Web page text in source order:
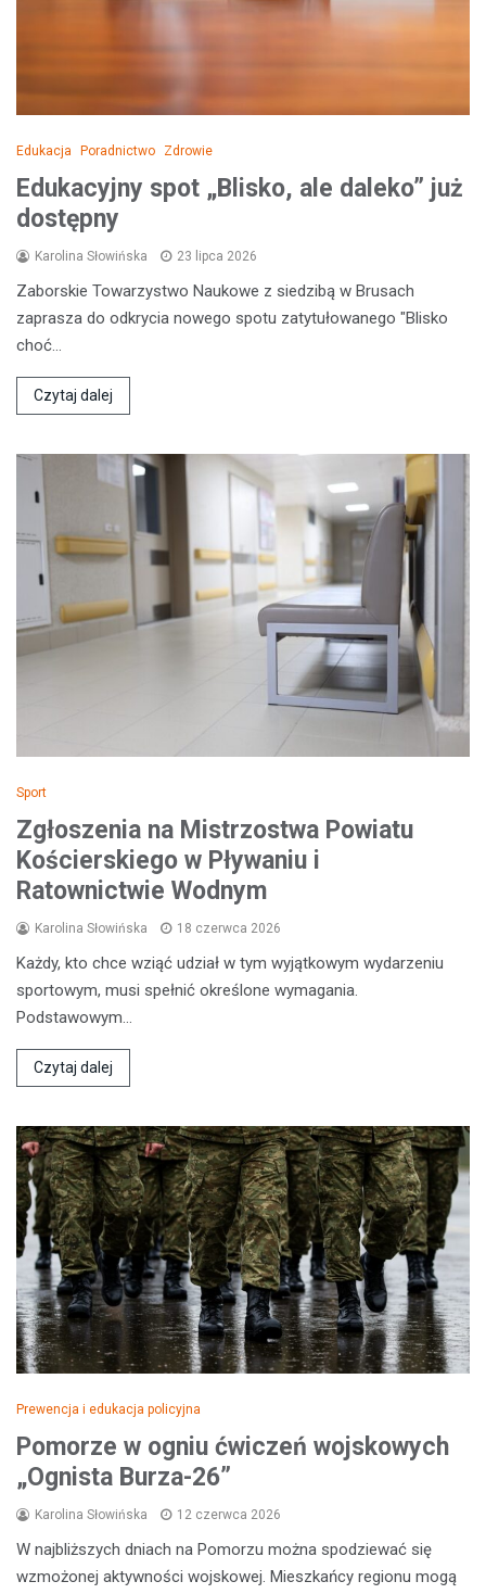
Edukacja Poradnictwo Zdrowie
Edukacyjny spot „Blisko, ale daleko” już
dostępny
Karolina Słowińska 23 lipca 2026
Zaborskie Towarzystwo Naukowe z siedzibą w Brusach
zaprasza do odkrycia nowego spotu zatytułowanego "Blisko
choć…
Czytaj dalej
Sport
Zgłoszenia na Mistrzostwa Powiatu
Kościerskiego w Pływaniu i
Ratownictwie Wodnym
Karolina Słowińska 18 czerwca 2026
Każdy, kto chce wziąć udział w tym wyjątkowym wydarzeniu
sportowym, musi spełnić określone wymagania.
Podstawowym…
Czytaj dalej
Prewencja i edukacja policyjna
Pomorze w ogniu ćwiczeń wojskowych
„Ognista Burza-26”
Karolina Słowińska 12 czerwca 2026
W najbliższych dniach na Pomorzu można spodziewać się
wzmożonej aktywności wojskowej. Mieszkańcy regionu mogą